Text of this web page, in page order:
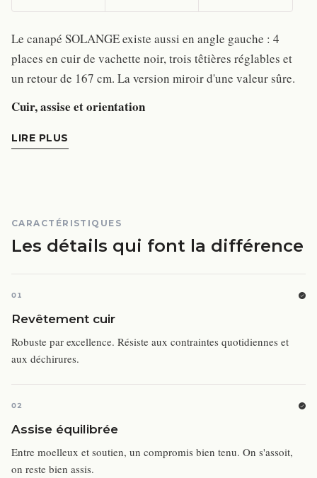
Le canapé SOLANGE existe aussi en angle gauche : 4
places en cuir de vachette noir, trois têtières réglables et
un retour de 167 cm. La version miroir d'une valeur sûre.
Cuir, assise et orientation
LIRE PLUS
CARACTÉRISTIQUES
Les détails qui font la différence
01
Revêtement cuir
Robuste par excellence. Résiste aux contraintes quotidiennes et
aux déchirures.
02
Assise équilibrée
Entre moelleux et soutien, un compromis bien tenu. On s'assoit,
on reste bien assis.